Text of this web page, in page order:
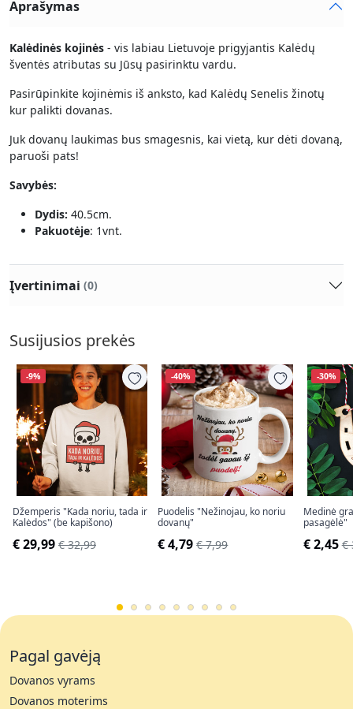
Aprašymas
Kalėdinės kojinės - vis labiau Lietuvoje prigyjantis Kalėdų
šventės atributas su Jūsų pasirinktu vardu.
Pasirūpinkite kojinėmis iš anksto, kad Kalėdų Senelis žinotų
kur palikti dovanas.
Juk dovanų laukimas bus smagesnis, kai vietą, kur dėti dovaną,
paruoši pats!
Savybės:
Dydis: 40.5cm.
Pakuotėje: 1vnt.
Įvertinimai (0)
Susijusios prekės
-9%
Džemperis "Kada noriu, tada ir
Kalėdos" (be kapišono)
€ 29,99 € 32,99
-40%
Puodelis "Nežinojau, ko noriu
dovanų"
€ 4,79 € 7,99
-30%
Medinė
pasagėlė"
€ 2,45 €
Pagal gavėją
Dovanos vyrams
Dovanos moterims